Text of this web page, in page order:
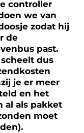
controller
we van
zodat hij
de
past.
dus
je er meer
en het
al als pakket
moet